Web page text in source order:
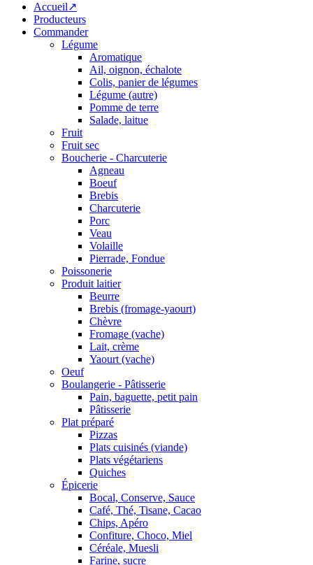
Accueil↗
Producteurs
Commander
Légume
Aromatique
Ail, oignon, échalote
Colis, panier de légumes
Légume (autre)
Pomme de terre
Salade, laitue
Fruit
Fruit sec
Boucherie - Charcuterie
Agneau
Boeuf
Brebis
Charcuterie
Porc
Veau
Volaille
Pierrade, Fondue
Poissonerie
Produit laitier
Beurre
Brebis (fromage-yaourt)
Chèvre
Fromage (vache)
Lait, crème
Yaourt (vache)
Oeuf
Boulangerie - Pâtisserie
Pain, baguette, petit pain
Pâtisserie
Plat préparé
Pizzas
Plats cuisinés (viande)
Plats végétariens
Quiches
Épicerie
Bocal, Conserve, Sauce
Café, Thé, Tisane, Cacao
Chips, Apéro
Confiture, Choco, Miel
Céréale, Muesli
Farine, sucre